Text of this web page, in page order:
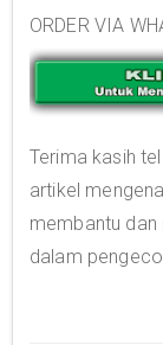
ORDER VIA
Terima kasih
artikel
membantu dan
dalam